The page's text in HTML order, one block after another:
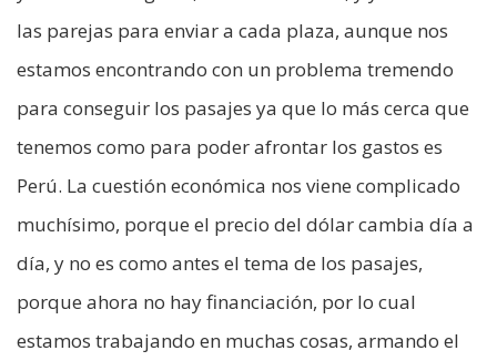
las parejas para enviar a cada plaza, aunque nos
estamos encontrando con un problema tremendo
para conseguir los pasajes ya que lo más cerca que
tenemos como para poder afrontar los gastos es
Perú. La cuestión económica nos viene complicado
muchísimo, porque el precio del dólar cambia día a
día, y no es como antes el tema de los pasajes,
porque ahora no hay financiación, por lo cual
estamos trabajando en muchas cosas, armando el